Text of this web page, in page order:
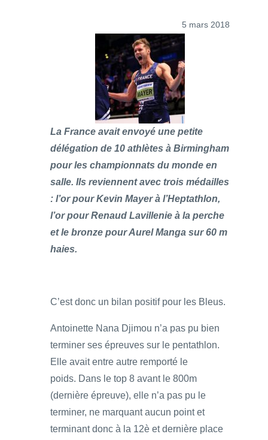
5 mars 2018
La France avait envoyé une petite
délégation de 10 athlètes à Birmingham
pour les championnats du monde en
salle. Ils reviennent avec trois médailles
: l’or pour Kevin Mayer à l’Heptathlon,
l’or pour Renaud Lavillenie à la perche
et le bronze pour Aurel Manga sur 60 m
haies.
C’est donc un bilan positif pour les Bleus.
Antoinette Nana Djimou n’a pas pu bien
terminer ses épreuves sur le pentathlon.
Elle avait entre autre remporté le
poids. Dans le top 8 avant le 800m
(dernière épreuve), elle n’a pas pu le
terminer, ne marquant aucun point et
terminant donc à la 12è et dernière place